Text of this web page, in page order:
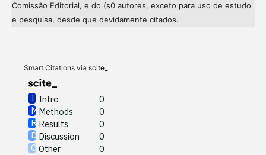
Comissão Editorial, e do (s0 autores, exceto para uso de estudo
e pesquisa, desde que devidamente citados.
Smart Citations via scite_
Intro
0
Methods
0
Results
0
Discussion
0
Other
0
Intro